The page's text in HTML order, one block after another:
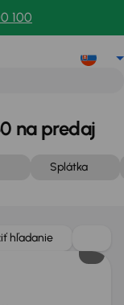
100
na predaj
Splátka
hľadanie